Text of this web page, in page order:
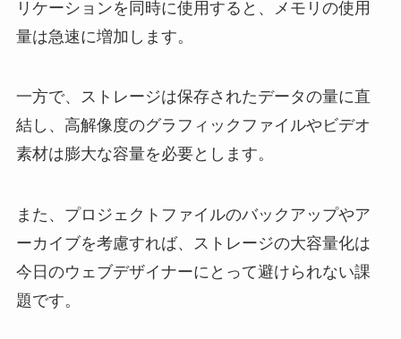
リケーションを同時に使用すると、メモリの使用
量は急速に増加します。
一方で、ストレージは保存されたデータの量に直
結し、高解像度のグラフィックファイルやビデオ
素材は膨大な容量を必要とします。
また、プロジェクトファイルのバックアップやア
ーカイブを考慮すれば、ストレージの大容量化は
今日のウェブデザイナーにとって避けられない課
題です。